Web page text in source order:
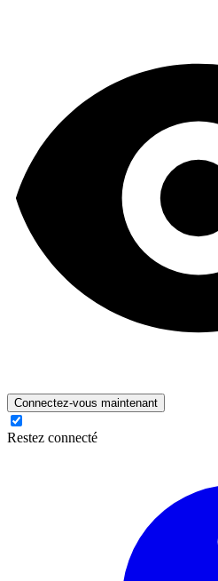
Connectez-vous maintenant
Restez connecté